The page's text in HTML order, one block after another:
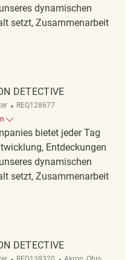
dynamischen
setzt, Zusammenarbeit
REQ130132
DETECTIVE
ReqId
REQ128677
bietet jeder Tag
Entdeckungen
dynamischen
setzt, Zusammenarbeit
REQ128677
DETECTIVE
ReqId Ort